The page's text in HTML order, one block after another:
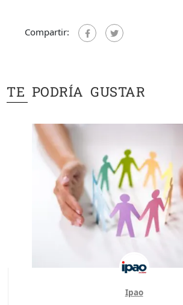
Compartir:
TE PODRÍA GUSTAR
Ipao